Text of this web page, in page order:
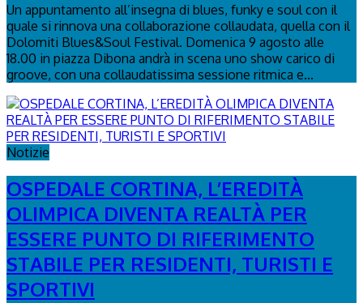
Un appuntamento all’insegna di blues, funky e soul con il
quale si rinnova una collaborazione collaudata, quella con il
Dolomiti Blues&Soul Festival. Domenica 9 agosto alle
18.00 in piazza Dibona andrà in scena uno show carico di
groove, con una collaudatissima sessione ritmica e...
Notizie
OSPEDALE CORTINA, L’EREDITÀ
OLIMPICA DIVENTA REALTÀ PER
ESSERE PUNTO DI RIFERIMENTO
STABILE PER RESIDENTI, TURISTI E
SPORTIVI